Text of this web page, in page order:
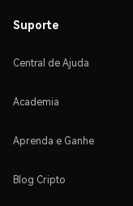
Suporte
Central de Ajuda
Academia
Aprenda e Ganhe
Blog Cripto